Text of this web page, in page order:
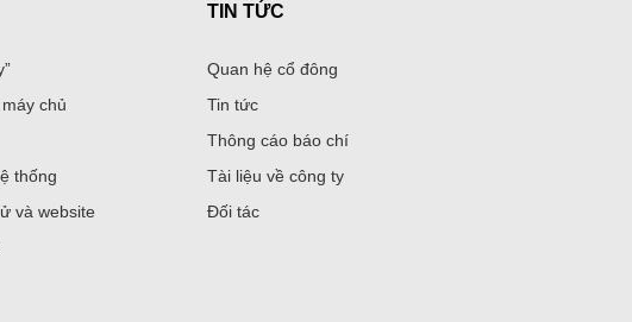
chủ
thống
và website
TIN TỨC
Quan hệ cổ đông
Tin tức
Thông cáo báo chí
Tài liệu về công ty
Đối tác